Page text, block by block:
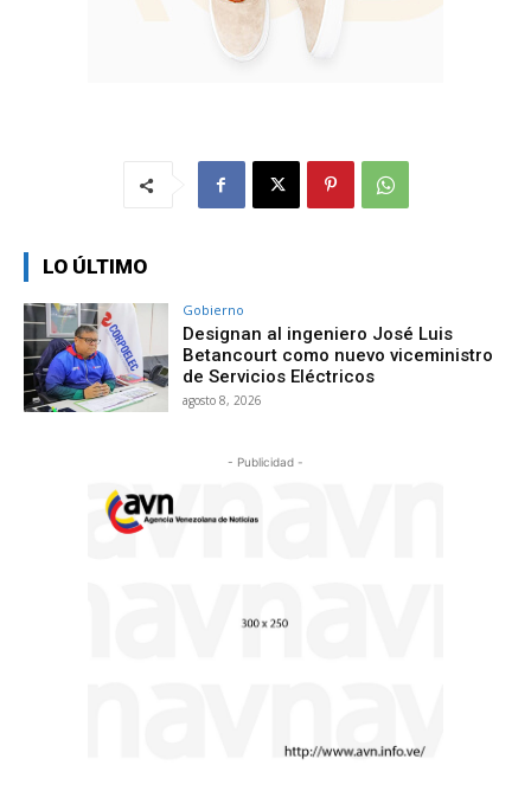
LO ÚLTIMO
Gobierno
Designan al ingeniero José Luis
Betancourt como nuevo viceministro
de Servicios Eléctricos
agosto 8, 2026
- Publicidad -